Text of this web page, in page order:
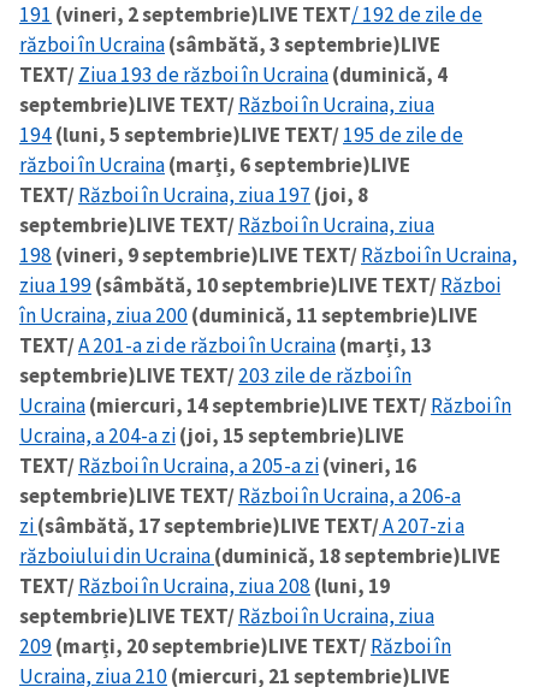
191 (vineri, 2 septembrie)LIVE TEXT/ 192 de zile de
război în Ucraina(sâmbătă, 3 septembrie)LIVE
TEXT/Ziua 193 de război în Ucraina(duminică, 4
septembrie)LIVE TEXT/Război în Ucraina, ziua
194(luni, 5 septembrie)LIVE TEXT/195 de zile de
război în Ucraina(marți, 6 septembrie)LIVE
TEXT/Război în Ucraina, ziua 197 (joi, 8
septembrie)LIVE TEXT/Război în Ucraina, ziua
198 (vineri, 9 septembrie)LIVE TEXT/Război în Ucraina,
ziua 199(sâmbătă, 10 septembrie)LIVE TEXT/Război
în Ucraina, ziua 200(duminică, 11 septembrie)LIVE
TEXT/A 201-a zi de război în Ucraina(marți, 13
septembrie)LIVE TEXT/203 zile de război în
Ucraina(miercuri, 14 septembrie)LIVE TEXT/Război în
Ucraina, a 204-a zi(joi, 15 septembrie)LIVE
TEXT/Război în Ucraina, a 205-a zi(vineri, 16
septembrie)LIVE TEXT/Război în Ucraina, a 206-a
zi(sâmbătă, 17 septembrie)LIVE TEXT/A 207-zi a
războiului din Ucraina(duminică, 18 septembrie)LIVE
TEXT/Război în Ucraina, ziua 208 (luni, 19
septembrie)LIVE TEXT/Război în Ucraina, ziua
209(marți, 20 septembrie)LIVE TEXT/Război în
Ucraina, ziua 210(miercuri, 21 septembrie)LIVE